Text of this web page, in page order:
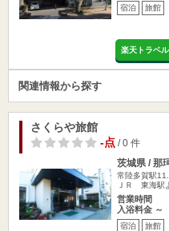
宿泊 旅館
楽天トラベ
関連情報から探す
さくらや旅館
-点/ 0 件
茨城県 / 那
常陸多賀駅
ＪＲ 東海駅
営業時間
入浴料金 ～
宿泊 旅館